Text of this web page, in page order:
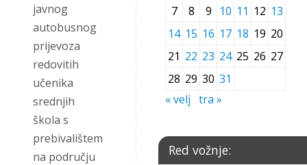
javnog
autobusnog
prijevoza
redovitih
učenika
srednjih
škola s
prebivalištem
na području
7
8 9 10 11 12 13
14 15 16 17 18 19 20
21 22 23 24 25 26 27
28 29 30 31
« velj tra »
Red vožnje: